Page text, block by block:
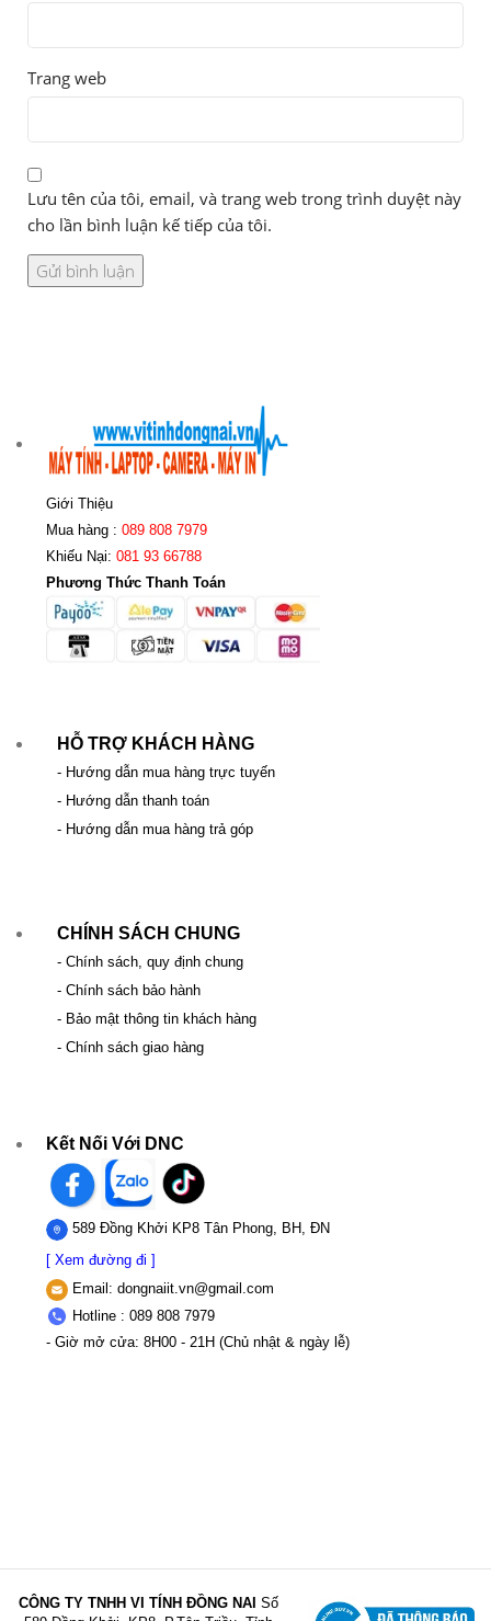
Trang web
Lưu tên của tôi, email, và trang web trong trình duyệt này
cho lần bình luận kế tiếp của tôi.
Giới Thiệu
Mua hàng : 089 808 7979
Khiếu Nại: 081 93 66788
Phương Thức Thanh Toán
HỖ TRỢ KHÁCH HÀNG
- Hướng dẫn mua hàng trực tuyến
- Hướng dẫn thanh toán
- Hướng dẫn mua hàng trả góp
CHÍNH SÁCH CHUNG
- Chính sách, quy định chung
- Chính sách bảo hành
- Bảo mật thông tin khách hàng
- Chính sách giao hàng
Kết Nối Với DNC
589 Đồng Khởi KP8 Tân Phong, BH, ĐN
[ Xem đường đi ]
Email: dongnaiit.vn@gmail.com
Hotline : 089 808 7979
- Giờ mở cửa: 8H00 - 21H (Chủ nhật & ngày lễ)
CÔNG TY TNHH VI TÍNH ĐỒNG NAI Số